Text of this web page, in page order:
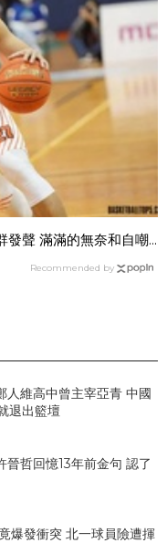
聲 滿滿的無奈和自嘲...
Recommended by
人維高中曾主宰亞青 中國
退出籃壇
哲回憶13年前金句 認了
爆發衝突 北一球員險遭揮